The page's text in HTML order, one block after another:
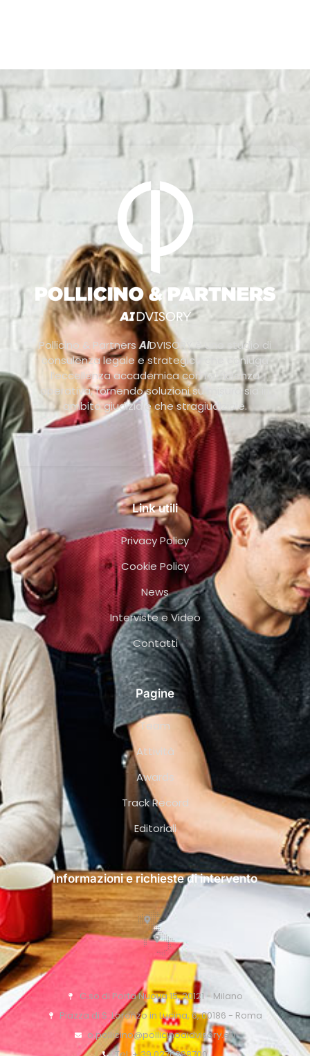
Pollicino & PartnersAIDVISORY è uno studio di
consulenza legale e strategica che coniuga
l’eccellenza accademica con l’efficienza
operativa, fornendo soluzioni su misura sia in
ambito giudiziale che stragiudiziale.
Link utili
Privacy Policy
Cookie Policy
News
Interviste e Video
Contatti
Pagine
Team
Attività
Awards
Track Record
Editoriali
Informazioni e richieste di intervento
C.so di Porta Nuova 15, 20121 - Milano
Piazza di S. Lorenzo in Lucina, 6, 00186 - Roma
o.pollicino@pollicinoaidvisory.eu